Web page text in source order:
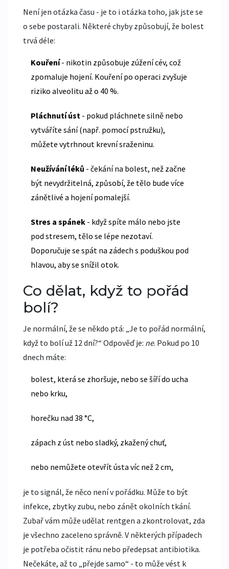
Není jen otázka času - je to i otázka toho, jak jste se
o sebe postarali. Některé chyby způsobují, že bolest
trvá déle:
Kouření- nikotin způsobuje zúžení cév, což
zpomaluje hojení. Kouření po operaci zvyšuje
riziko alveolitu až o 40 %.
Pláchnutí úst - pokud pláchnete silně nebo
vytváříte sání (např. pomocí pstružku),
můžete vytrhnout krevní sraženinu.
Neužívání léků - čekání na bolest, než začne
být nevydržitelná, způsobí, že tělo bude více
zánětlivé a hojení pomalejší.
Stres a spánek - když spíte málo nebo jste
pod stresem, tělo se lépe nezotaví.
Doporučuje se spát na zádech s poduškou pod
hlavou, aby se snížil otok.
Co dělat, když to pořád
bolí?
Je normální, že se někdo ptá: „Je to pořád normální,
když to bolí už 12 dní?“ Odpověď je: ne. Pokud po 10
dnech máte:
bolest, která se zhoršuje, nebo se šíří do ucha
nebo krku,
horečku nad 38 °C,
zápach z úst nebo sladký, zkažený chuť,
nebo nemůžete otevřít ústa víc než 2 cm,
je to signál, že něco není v pořádku. Může to být
infekce, zbytky zubu, nebo zánět okolních tkání.
Zubař vám může udělat rentgen a zkontrolovat, zda
je všechno zaceleno správně. V některých případech
je potřeba očistit ránu nebo předepsat antibiotika.
Nečekáte, až to „přejde samo“ - to může vést k